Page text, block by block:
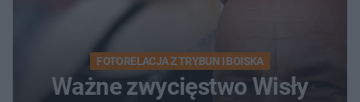
FOTORELACJA Z TRYBUN I BOISKA
Ważne zwycięstwo Wisły